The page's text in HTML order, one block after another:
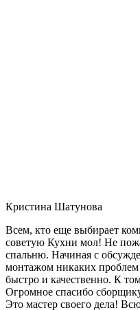
Кристина Шатунова
Всем, кто еще выбирает
советую Кухни мол! Не
спальню. Начиная с
монтажом никаких
быстро и качественно. К
Огромное спасибо
Это мастер своего дела!